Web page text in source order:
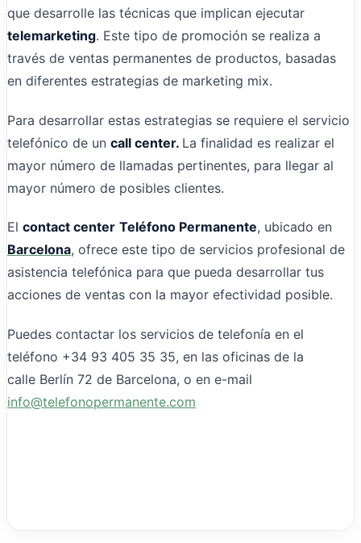
que desarrolle las técnicas que implican ejecutar
telemarketing. Este tipo de promoción se realiza a
través de ventas permanentes de productos, basadas
en diferentes estrategias de marketing mix.
Para desarrollar estas estrategias se requiere el servicio
telefónico de un call center. La finalidad es realizar el
mayor número de llamadas pertinentes, para llegar al
mayor número de posibles clientes.
El contact center Teléfono Permanente, ubicado en
Barcelona, ofrece este tipo de servicios profesional de
asistencia telefónica para que pueda desarrollar tus
acciones de ventas con la mayor efectividad posible.
Puedes contactar los servicios de telefonía en el
teléfono +34 93 405 35 35, en las oficinas de la
calle Berlín 72 de Barcelona, o en e-mail
info@telefonopermanente.com